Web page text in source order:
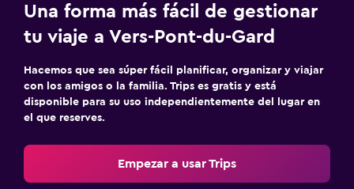
Una forma más fácil de gestionar
tu viaje a Vers-Pont-du-Gard
Hacemos que sea súper fácil planificar, organizar y viajar
con los amigos o la familia. Trips es gratis y está
disponible para su uso independientemente del lugar en
el que reserves.
Empezar a usar Trips